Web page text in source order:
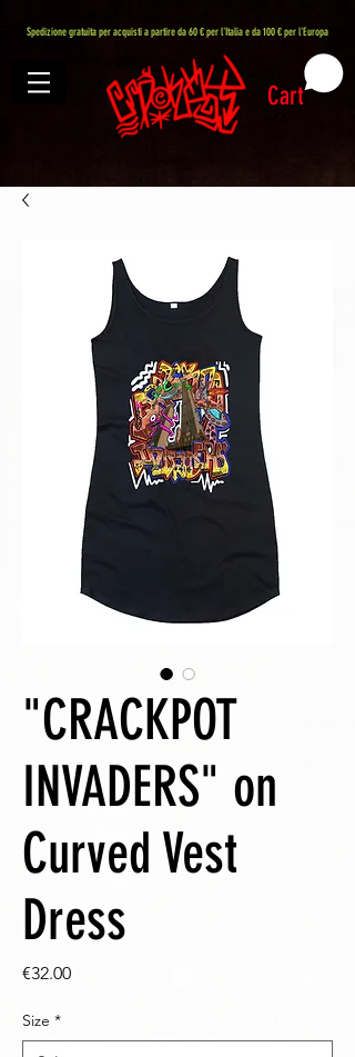
Spedizione gratuita per acquisti a partire da 60 € per l'Italia e da 100 € per l'Europa
Cart
"CRACKPOT
INVADERS" on
Curved Vest
Dress
€32.00Price
Size *